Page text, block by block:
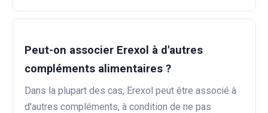
Peut-on associer Erexol à d'autres
compléments alimentaires ?
Dans la plupart des cas, Erexol peut être associé à
d'autres compléments, à condition de ne pas